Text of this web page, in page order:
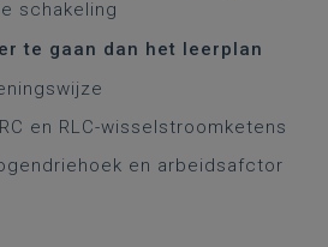
schakeling
te gaan dan het leerplan
en RLC-wisselstroomketens
en arbeidsafctor